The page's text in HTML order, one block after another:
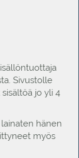
Sivustolle
jo yli 4
hänen
myös